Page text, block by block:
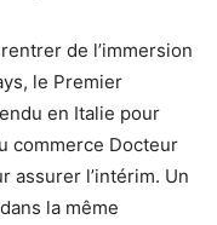
de l’immersion
le Premier
en Italie pour
commerce Docteur
assurer l’intérim. Un
la même